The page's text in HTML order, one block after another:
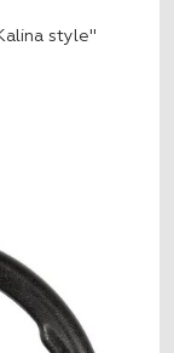
style"